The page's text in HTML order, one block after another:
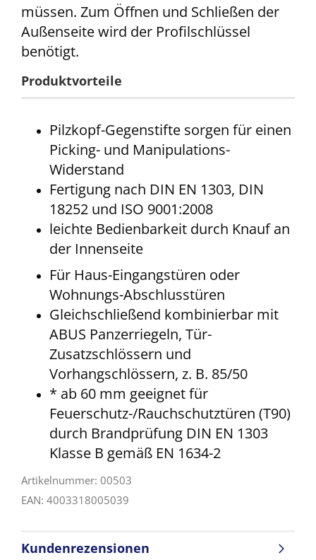
müssen. Zum Öffnen und Schließen der
Außenseite wird der Profilschlüssel
benötigt.
Produktvorteile
Pilzkopf-Gegenstifte sorgen für einen
Picking- und Manipulations-
Widerstand
Fertigung nach DIN EN 1303, DIN
18252 und ISO 9001:2008
leichte Bedienbarkeit durch Knauf an
der Innenseite
Für Haus-Eingangstüren oder
Wohnungs-Abschlusstüren
Gleichschließend kombinierbar mit
ABUS Panzerriegeln, Tür-
Zusatzschlössern und
Vorhangschlössern, z. B. 85/50
* ab 60 mm geeignet für
Feuerschutz-/Rauchschutztüren (T90)
durch Brandprüfung DIN EN 1303
Klasse B gemäß EN 1634-2
Artikelnummer: 00503
EAN: 4003318005039
Kundenrezensionen